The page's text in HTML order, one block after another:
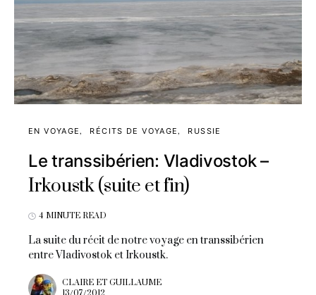
EN VOYAGE RÉCITS DE VOYAGE RUSSIE
Le transsibérien: Vladivostok –
Irkoustk (suite et fin)
4 MINUTE READ
La suite du récit de notre voyage en transsibérien
entre Vladivostok et Irkoustk.
CLAIRE ET GUILLAUME